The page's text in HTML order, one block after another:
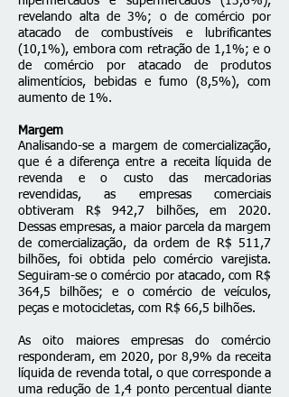
revelando alta de 3%; o de comércio por
atacado de combustíveis e lubrificantes
(10,1%), embora com retração de 1,1%; e o
de comércio por atacado de produtos
alimentícios, bebidas e fumo (8,5%), com
aumento de 1%.
Margem
Analisando-se a margem de comercialização,
que é a diferença entre a receita líquida de
revenda e o custo das mercadorias
revendidas, as empresas comerciais
obtiveram R$ 942,7 bilhões, em 2020.
Dessas empresas, a maior parcela da margem
de comercialização, da ordem de R$ 511,7
bilhões, foi obtida pelo comércio varejista.
Seguiram-se o comércio por atacado, com R$
364,5 bilhões; e o comércio de veículos,
peças e motocicletas, com R$ 66,5 bilhões.
As oito maiores empresas do comércio
responderam, em 2020, por 8,9% da receita
líquida de revenda total, o que corresponde a
uma redução de 1,4 ponto percentual diante